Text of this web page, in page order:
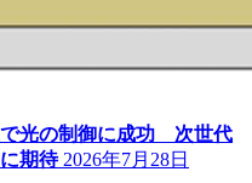
で光の制御に成功 次世代
期待 2026年7月28日